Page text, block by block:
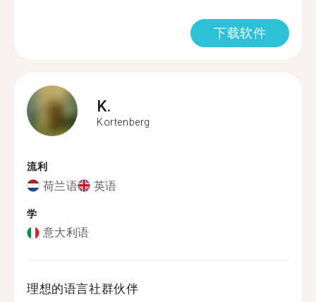
下载软件
K.
Kortenberg
流利
荷兰语 英语
学
意大利语
理想的语言社群伙伴